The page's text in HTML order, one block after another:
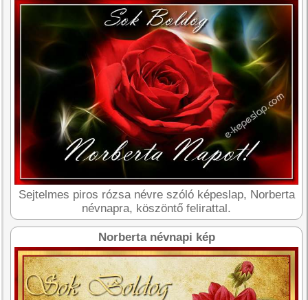
Sejtelmes piros rózsa névre szóló képeslap, Norberta
névnapra, köszöntő felirattal.
Norberta névnapi kép